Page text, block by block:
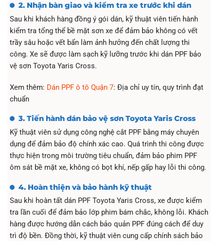
2. Nhận bàn giao và kiểm tra xe trước khi dán
Sau khi khách hàng đồng ý gói dán, kỹ thuật viên tiến hành
kiểm tra tổng thể bề mặt sơn xe để đảm bảo không có vết
trầy sâu hoặc vết bẩn làm ảnh hưởng đến chất lượng thi
công. Xe sẽ được làm sạch kỹ lưỡng trước khi dán PPF bảo
vệ sơn Toyota Yaris Cross.
Xem thêm: Dán PPF ô tô Quận 7: Địa chỉ uy tín, quy trình đạt
chuẩn
3. Tiến hành dán bảo vệ sơn Toyota Yaris Cross
Kỹ thuật viên sử dụng công nghệ cắt PPF bằng máy chuyên
dụng để đảm bảo độ chính xác cao. Quá trình thi công được
thực hiện trong môi trường tiêu chuẩn, đảm bảo phim PPF
ôm sát bề mặt xe, không có bọt khí, nếp gấp hay lỗi thi công.
4. Hoàn thiện và bảo hành kỹ thuật
Sau khi hoàn tất dán PPF Toyota Yaris Cross, xe được kiểm
tra lần cuối để đảm bảo lớp phim bám chắc, không lỗi. Khách
hàng được hướng dẫn cách bảo quản PPF đúng cách để duy
trì độ bền. Đồng thời, kỹ thuật viên cung cấp chính sách bảo